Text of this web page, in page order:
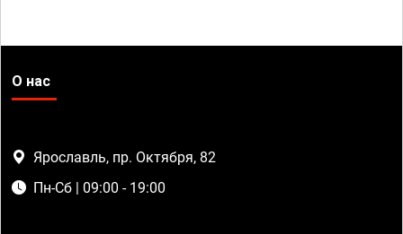
О нас
Ярославль, пр. Октября, 82
Пн-Сб | 09:00 - 19:00